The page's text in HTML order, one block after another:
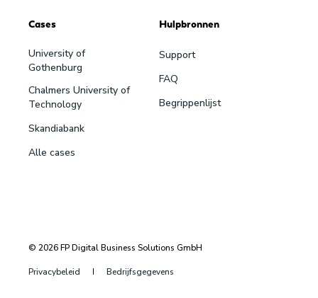
Cases
University of
Gothenburg
Chalmers University of
Technology
Skandiabank
Alle cases
Hulpbronnen
Support
FAQ
Begrippenlijst
© 2026 FP Digital Business Solutions GmbH
Privacybeleid Bedrijfsgegevens